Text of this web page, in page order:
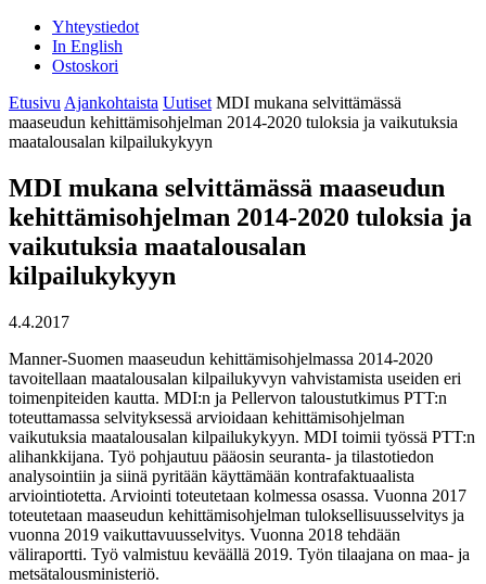
Yhteystiedot
In English
Ostoskori
Etusivu Ajankohtaista Uutiset MDI mukana selvittämässä
maaseudun kehittämisohjelman 2014-2020 tuloksia ja vaikutuksia
maatalousalan kilpailukykyyn
MDI mukana selvittämässä maaseudun
kehittämisohjelman 2014-2020 tuloksia ja
vaikutuksia maatalousalan
kilpailukykyyn
4.4.2017
Manner-Suomen maaseudun kehittämisohjelmassa 2014-2020
tavoitellaan maatalousalan kilpailukyvyn vahvistamista useiden eri
toimenpiteiden kautta. MDI:n ja Pellervon taloustutkimus PTT:n
toteuttamassa selvityksessä arvioidaan kehittämisohjelman
vaikutuksia maatalousalan kilpailukykyyn. MDI toimii työssä PTT:n
alihankkijana. Työ pohjautuu pääosin seuranta- ja tilastotiedon
analysointiin ja siinä pyritään käyttämään kontrafaktuaalista
arviointiotetta. Arviointi toteutetaan kolmessa osassa. Vuonna 2017
toteutetaan maaseudun kehittämisohjelman tuloksellisuusselvitys ja
vuonna 2019 vaikuttavuusselvitys. Vuonna 2018 tehdään
väliraportti. Työ valmistuu keväällä 2019. Työn tilaajana on maa- ja
metsätalousministeriö.